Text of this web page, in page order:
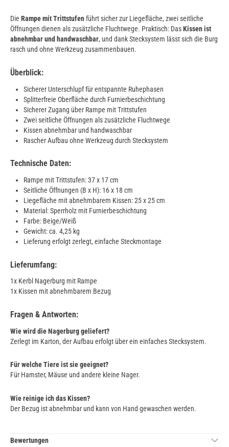
Die Rampe mit Trittstufenführt sicher zur Liegefläche, zwei seitliche
Öffnungen dienen als zusätzliche Fluchtwege. Praktisch: DasKissen ist
abnehmbar und handwaschbar, und dank Stecksystem lässt sich die Burg
rasch und ohne Werkzeug zusammenbauen.
Überblick:
Sicherer Unterschlupf für entspannte Ruhephasen
Splitterfreie Oberfläche durch Furnierbeschichtung
Sicherer Zugang über Rampe mit Trittstufen
Zwei seitliche Öffnungen als zusätzliche Fluchtwege
Kissen abnehmbar und handwaschbar
Rascher Aufbau ohne Werkzeug durch Stecksystem
Technische Daten:
Rampe mit Trittstufen: 37 x 17 cm
Seitliche Öffnungen (B x H): 16 x 18 cm
Liegefläche mit abnehmbarem Kissen: 25 x 25 cm
Material: Sperrholz mit Furnierbeschichtung
Farbe: Beige/Weiß
Gewicht: ca. 4,25 kg
Lieferung erfolgt zerlegt, einfache Steckmontage
Lieferumfang:
1x Kerbl Nagerburg mit Rampe
1x Kissen mit abnehmbarem Bezug
Fragen & Antworten:
Wie wird die Nagerburg geliefert?
Zerlegt im Karton, der Aufbau erfolgt über ein einfaches Stecksystem.
Für welche Tiere ist sie geeignet?
Für Hamster, Mäuse und andere kleine Nager.
Wie reinige ich das Kissen?
Der Bezug ist abnehmbar und kann von Hand gewaschen werden.
Bewertungen